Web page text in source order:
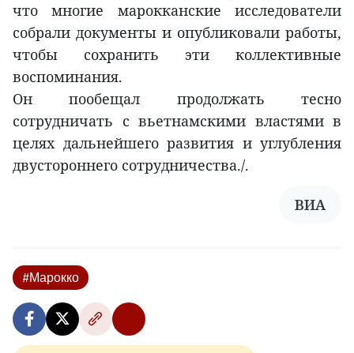
что многие марокканские исследователи
собрали документы и опубликовали работы,
чтобы сохранить эти коллективные
воспоминания.
Он пообещал продолжать тесно
сотрудничать с вьетнамскими властями в
целях дальнейшего развития и углубления
двустороннего сотрудничества./.
ВИА
#Марокко